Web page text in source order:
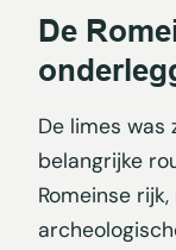
De
De limes was
belangrijke
Romeinse